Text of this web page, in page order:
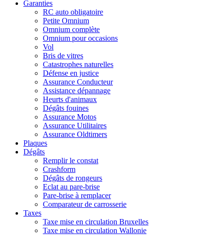
Garanties
RC auto obligatoire
Petite Omnium
Omnium complète
Omnium pour occasions
Vol
Bris de vitres
Catastrophes naturelles
Défense en justice
Assurance Conducteur
Assistance dépannage
Heurts d'animaux
Dégâts fouines
Assurance Motos
Assurance Utilitaires
Assurance Oldtimers
Plaques
Dégâts
Remplir le constat
Crashform
Dégâts de rongeurs
Eclat au pare-brise
Pare-brise à remplacer
Comparateur de carrosserie
Taxes
Taxe mise en circulation Bruxelles
Taxe mise en circulation Wallonie